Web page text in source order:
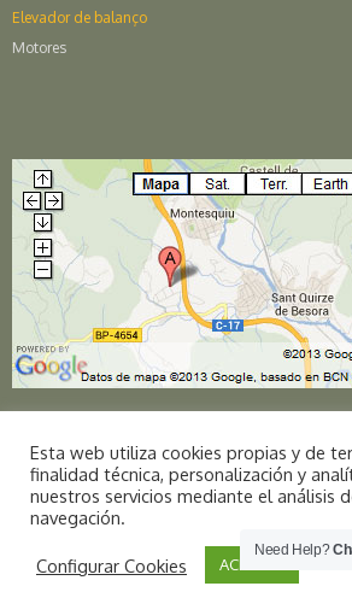
Elevador de balanço
Motores
Copyright © 2016 Selmetron S.L. | All Rights
|Aviso legais|Política de privacidade
Esta web utiliza cookies propias y de
finalidad técnica, personalización y
nuestros servicios mediante el análisis
navegación.
Configurar Cookies ACEPTAR
Need Help?